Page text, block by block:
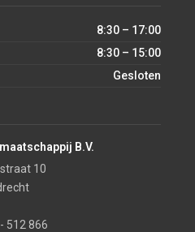
8:30 – 17:00
8:30 – 15:00
Gesloten
B.V.
10
512 866